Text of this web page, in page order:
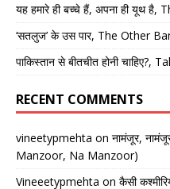
यह हमारे ही बच्चे हैं, अपना ही यूथ
‘सतलुज’ के उस पार, The Other
पाकिस्तान से बीतचीत होनी चाहिए?,
RECENT COMMENTS
vineetypmehta on नामंजूर,
Manzoor, Na Manzoor)
Vineeetypmehta on कैसी